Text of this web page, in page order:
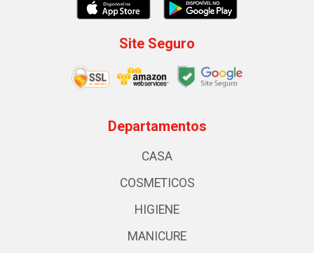
Site Seguro
Departamentos
CASA
COSMETICOS
HIGIENE
MANICURE